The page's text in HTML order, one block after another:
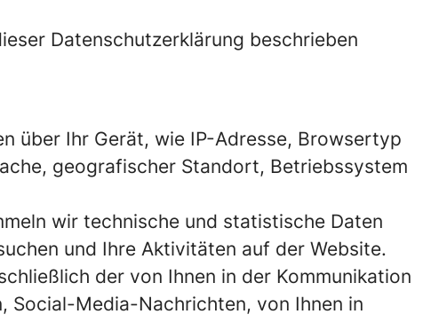
Datenschutzerklärung beschrieben
über Ihr Gerät, wie IP-Adresse, Browsertyp
geografischer Standort, Betriebssystem
wir technische und statistische Daten
und Ihre Aktivitäten auf der Website.
der von Ihnen in der Kommunikation
Social-Media-Nachrichten, von Ihnen in